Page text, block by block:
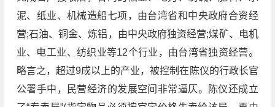
泥、纸业、机械造船七项，由台湾省和中央政府合资经
营;石油、铜金、炼铝，由中央政府独资经营;煤矿、电机
业、电工业、纺织业等12个行业，由台湾省独资经营。
略言之，超过9成以上的产业，被控制在陈仪的行政长官
公署手中，民营经济的发展空间非常逼仄。陈仪还成立